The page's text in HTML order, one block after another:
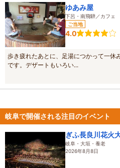
ゆあみ屋
下呂・南飛騨／カフェ
ご当地
4.0
歩き疲れたあとに、足湯につかって一休
です。デザートもいろい...
岐阜で開催される注目のイベント
ぎふ長良川花火
岐阜・大垣・養老
2026年8月8日